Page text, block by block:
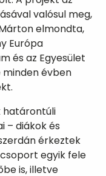
valósul meg,
elmondta,
Európa
és az Egyesület
évben
határontúli
– diákok és
érkeztek
egyik fele
is, illetve